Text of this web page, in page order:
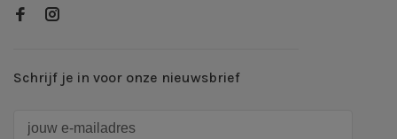
Schrijf je in voor onze nieuwsbrief